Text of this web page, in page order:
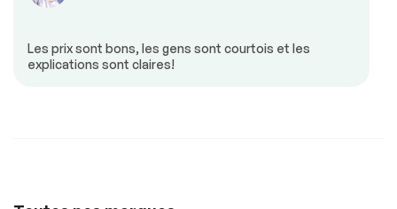
Antipatinage
Les prix sont bons, les gens sont courtois et les
explications sont claires!